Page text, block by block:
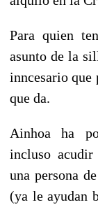
Para quien
asunto de la
inncesario que
que da.
Ainhoa ha
incluso acudir
una persona
(ya le ayudan